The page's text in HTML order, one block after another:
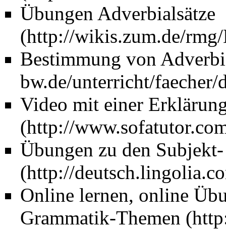
Übungen Adverbialsätze
Bestimmung von
Video mit einer
Übungen zu den
Online lernen, online
Grammatik-Themen